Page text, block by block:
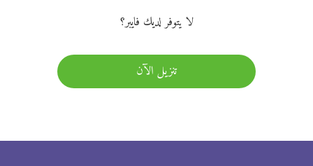
لا يتوفر لديك فايبر؟
تنزيل الآن